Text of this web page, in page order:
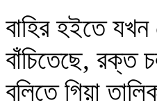
বাহির হইতে যখন
বাঁচিতেছে, রক্ত
বলিতে গিয়া